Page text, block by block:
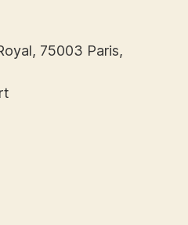
75003 Paris,